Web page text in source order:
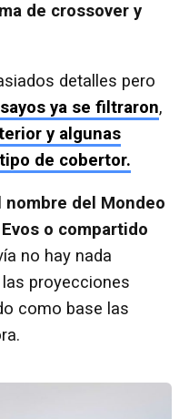
de crossover y
detalles pero
ya se filtraron,
y algunas
de cobertor.
nombre del Mondeo
o compartido
no hay nada
proyecciones
como base las